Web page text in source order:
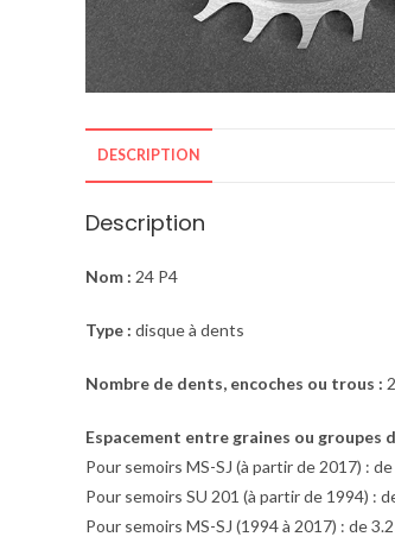
DESCRIPTION
Description
Nom : 24 P4
Type : disque à dents
Nombre de dents, encoches ou trous :
Espacement entre graines ou groupes
Pour semoirs MS-SJ (à partir de 2017) : de
Pour semoirs SU 201 (à partir de 1994) :
Pour semoirs MS-SJ (1994 à 2017) : de